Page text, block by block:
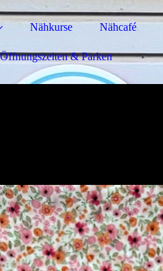
Nähkurse Nähcafé
Öffnungszeiten & Parken